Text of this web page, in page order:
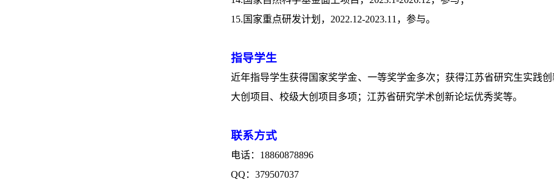
15. 国家重点研发计划， 2022.12-2023.11 ，参与。
指导学生
近年指导学生获得国家奖学金、一等奖学金多次；获得江苏省研究生实践
大创项目、校级大创项目多项；江苏省研究学术创新论坛优秀奖等。
联系方式
电话： 18860878896
QQ ： 379507037